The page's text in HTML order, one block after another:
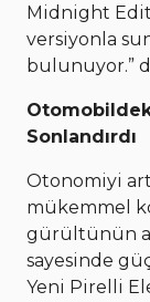
Midnight
versiyonla
bulunuyor.”
Sonlandırdı
Otonomiyi
mükemmel
gürültünün
sayesinde
Yeni Pirelli